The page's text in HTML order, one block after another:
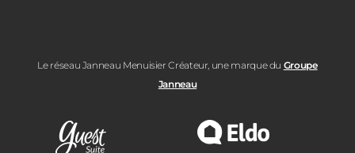
Le réseau Janneau Menuisier Créateur, une marque du Groupe
Janneau